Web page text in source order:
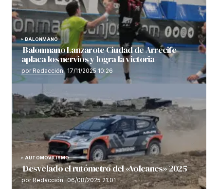
BALONMANO
Balonmano Lanzarote Ciudad de Arrecife
aplaca los nervios y logra la victoria
por Redacción 17/11/2025 10:26
AUTOMOVILISMO
Desvelado el rutómetro del «Volcanes» 2025
por Redacción 06/08/2025 21:01